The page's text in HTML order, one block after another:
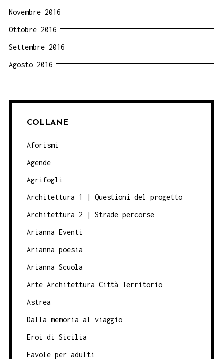
Novembre 2016
Ottobre 2016
Settembre 2016
Agosto 2016
COLLANE
Aforismi
Agende
Agrifogli
Architettura 1 | Questioni del progetto
Architettura 2 | Strade percorse
Arianna Eventi
Arianna poesia
Arianna Scuola
Arte Architettura Città Territorio
Astrea
Dalla memoria al viaggio
Eroi di Sicilia
Favole per adulti